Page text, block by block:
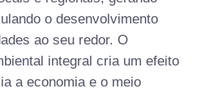
o desenvolvimento
ao seu redor. O
integral cria um efeito
a economia e o meio